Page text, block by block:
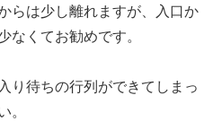
らは少し離れますが、入口か
なくてお勧めです。
り待ちの行列ができてしまっ
。